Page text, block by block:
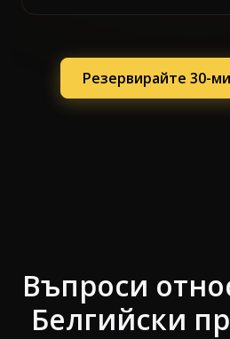
Резервирайте 30-
Въпроси
Белгийски